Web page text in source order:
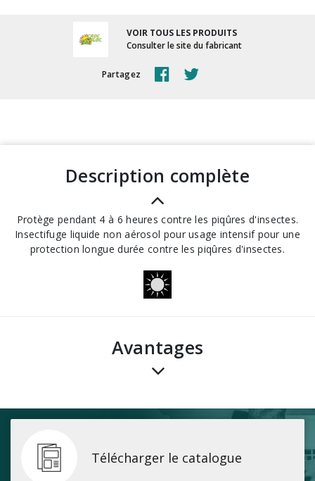
VOIR TOUS LES PRODUITS
Consulter le site du fabricant
Partagez
description complète
Protège pendant 4 à 6 heures contre les piqûres d'insectes.
Insectifuge liquide non aérosol pour usage intensif pour une
protection longue durée contre les piqûres d'insectes.
avantages
Télécharger le catalogue